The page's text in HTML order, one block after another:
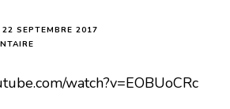
22 SEPTEMBRE 2017
DE
watch?v=EOBUoCRc